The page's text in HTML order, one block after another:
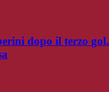
dopo il terzo gol.